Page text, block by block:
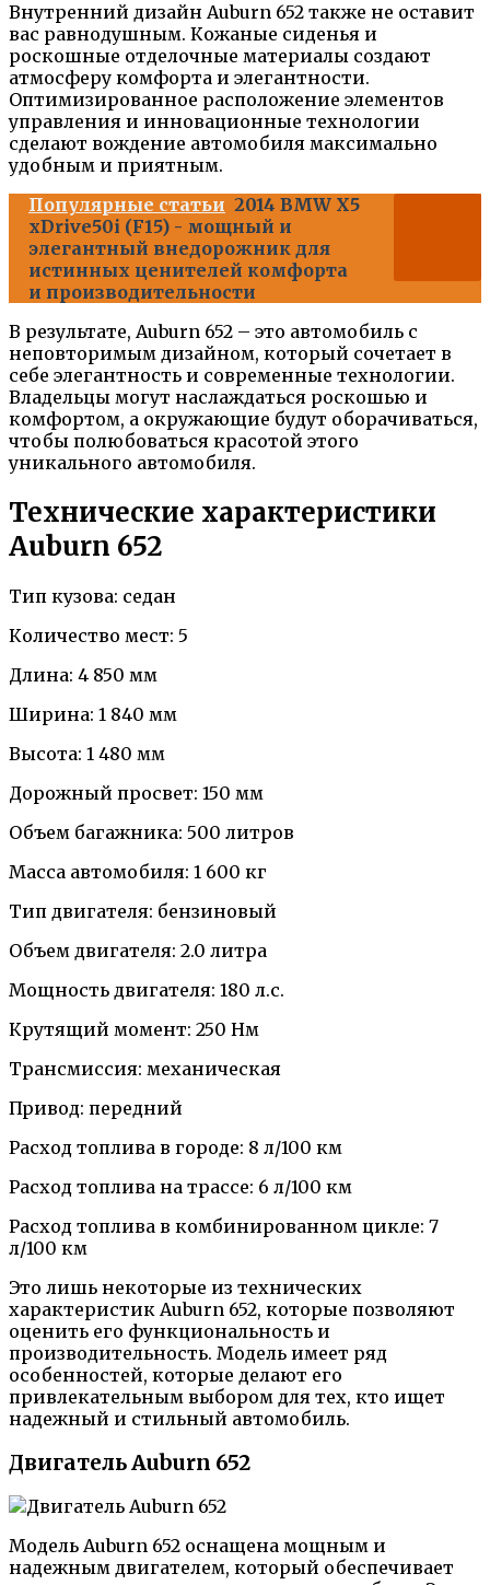
Внутренний дизайн Auburn 652 также не оставит
вас равнодушным. Кожаные сиденья и
роскошные отделочные материалы создают
атмосферу комфорта и элегантности.
Оптимизированное расположение элементов
управления и инновационные технологии
сделают вождение автомобиля максимально
удобным и приятным.
Популярные статьи 2014 BMW X5
xDrive50i (F15) - мощный и
элегантный внедорожник для
истинных ценителей комфорта
и производительности
В результате, Auburn 652 – это автомобиль с
неповторимым дизайном, который сочетает в
себе элегантность и современные технологии.
Владельцы могут наслаждаться роскошью и
комфортом, а окружающие будут оборачиваться,
чтобы полюбоваться красотой этого
уникального автомобиля.
Технические характеристики
Auburn 652
Тип кузова: седан
Количество мест: 5
Длина: 4 850 мм
Ширина: 1 840 мм
Высота: 1 480 мм
Дорожный просвет: 150 мм
Объем багажника: 500 литров
Масса автомобиля: 1 600 кг
Тип двигателя: бензиновый
Объем двигателя: 2.0 литра
Мощность двигателя: 180 л.с.
Крутящий момент: 250 Нм
Трансмиссия: механическая
Привод: передний
Расход топлива в городе: 8 л/100 км
Расход топлива на трассе: 6 л/100 км
Расход топлива в комбинированном цикле: 7
л/100 км
Это лишь некоторые из технических
характеристик Auburn 652, которые позволяют
оценить его функциональность и
производительность. Модель имеет ряд
особенностей, которые делают его
привлекательным выбором для тех, кто ищет
надежный и стильный автомобиль.
Двигатель Auburn 652
Модель Auburn 652 оснащена мощным и
надежным двигателем, который обеспечивает